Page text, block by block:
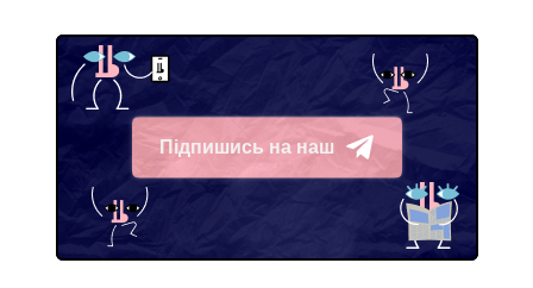
Підпишись на наш
Telegram